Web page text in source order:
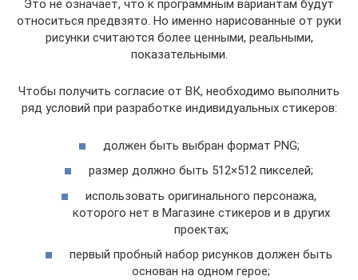
Это не означает, что к программным вариантам будут
относиться предвзято. Но именно нарисованные от руки
рисунки считаются более ценными, реальными,
показательными.
Чтобы получить согласие от ВК, необходимо выполнить
ряд условий при разработке индивидуальных стикеров:
должен быть выбран формат РNG;
размер должно быть 512×512 пикселей;
использовать оригинального персонажа,
которого нет в Магазине стикеров и в других
проектах;
первый пробный набор рисунков должен быть
основан на одном герое;